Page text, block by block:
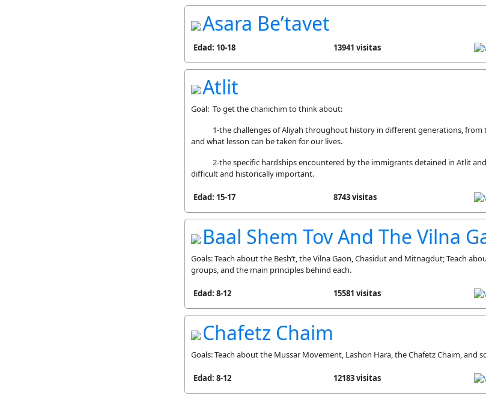
Asara Be’tavet
Edad: 10-18 13941 visitas
Atlit
Goal: To get the chanichim to think about:
1-the challenges of Aliyah throughout history in different generations, from
and what lesson can be taken for our lives.
2-the specific hardships encountered by the immigrants detained in Atlit
difficult and historically important.
Edad: 15-17 8743 visitas
Baal Shem Tov And The Vilna
Goals: Teach about the Besh’t, the Vilna Gaon, Chasidut and Mitnagdut; Teach
groups, and the main principles behind each.
Edad: 8-12 15581 visitas
Chafetz Chaim
Goals: Teach about the Mussar Movement, Lashon Hara, the Chafetz Chaim, and
Edad: 8-12 12183 visitas